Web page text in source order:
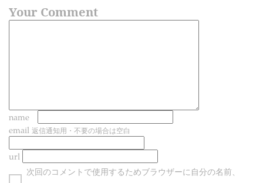
Your Comment
name
email 返信通知用・不要の場合は空白
url
次回のコメントで使用するためブラウザーに自分の名前、